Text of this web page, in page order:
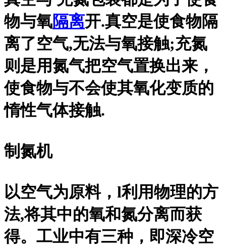
物与氧隔离开.真空是使食物隔
离了空气,无法与氧接触;充氮
则是用氮气把空气置换出来，
使食物与不会使其氧化变质的
惰性气体接触.
制氮机
以空气为原料，l利用物理的方
法,将其中的氧和氮分离而获
得。工业中有三种，即深冷空